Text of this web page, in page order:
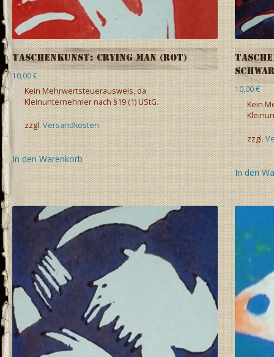
Taschenkunst: Crying Man (rot)
10,00€
Kein Mehrwertsteuerausweis, da
Kleinunternehmer nach §19 (1) UStG.
zzgl.Versandkosten
In den Warenkorb
10,00€
Kein
zzgl.
In den